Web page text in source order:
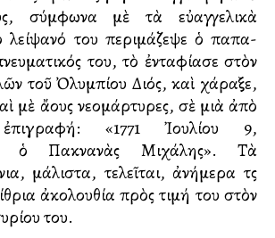
σύμφωνα μὲ τὰ εὐαγγελικὰ
του περιμάζεψε ὁ παπα-
του, τὸ ἐνταφίασε στὸν
τοῦ Ὀλυμπίου Διός, καὶ χάραξε,
μὲ ἄλλους νεομάρτυρες, σὲ μιὰ ἀπὸ
«1771 Ἰουλίου 9,
ὁ Πακνανὰς Μιχάλης». Τὰ
μάλιστα, τελεῖται, ἀνήμερα τῆς
ἀκολουθία πρὸς τιμή του στὸν
του.